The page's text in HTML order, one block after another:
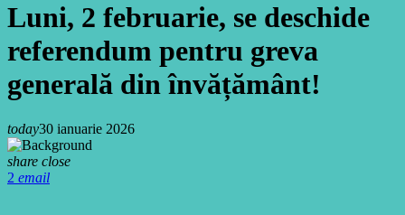
Luni, 2 februarie, se deschide
referendum pentru greva
generală din învățământ!
today30 ianuarie 2026
share close
2 email